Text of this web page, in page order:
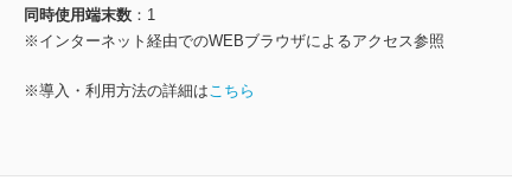
同時使用端末数
1
※インターネット経由でのWEBブラウザによるアクセス参照
※導入・利用方法の詳細はこちら